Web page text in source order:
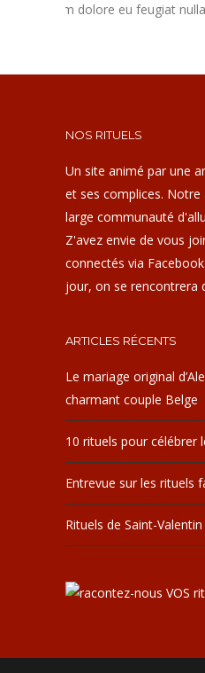
illum dolore eu feugiat
NOS RITUELS
Un site animé par une
et ses complices. Notre
large communauté
Z'avez envie de vous
connectés via
jour, on se rencontrera
ARTICLES RÉCENTS
Le mariage original
charmant couple Belge
10 rituels pour célébrer
Entrevue sur les rituels
Rituels de Saint-Valentin